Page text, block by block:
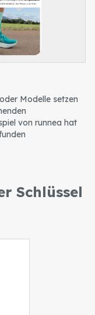
Co-Founder)
Modelle setzen
von runnea hat
Schlüssel